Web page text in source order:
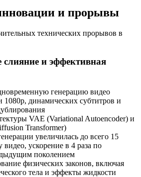
и прорывы
технических прорывов в
и эффективная
генерацию видео
1080p, динамических субтитров и
VAE (Variational Autoencoder) и
Transformer)
увеличилась до всего 15
видео, ускорение в 4 раза по
поколением
физических законов, включая
тела и эффекты жидкости